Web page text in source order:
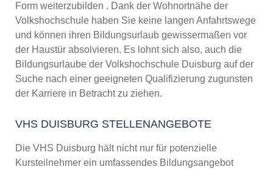
Form weiterzubilden . Dank der Wohnortnähe der
Volkshochschule haben Sie keine langen Anfahrtswege
und können ihren Bildungsurlaub gewissermaßen vor
der Haustür absolvieren. Es lohnt sich also, auch die
Bildungsurlaube der Volkshochschule Duisburg auf der
Suche nach einer geeigneten Qualifizierung zugunsten
der Karriere in Betracht zu ziehen.
VHS DUISBURG STELLENANGEBOTE
Die VHS Duisburg hält nicht nur für potenzielle
Kursteilnehmer ein umfassendes Bildungsangebot